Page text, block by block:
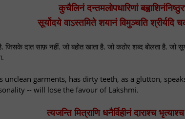
कुचैलिनं दन्तमलोपधारिणां
सूर्योदये वाऽस्तमिते शयानं विमुञ्चति
दात साफ़ नहीं. जो बहोत खाता है. जो कठोर शब्द बोलता है. जो
unclean garments, has dirty teeth, as a glutton,
-- will lose the favour of Lakshmi.
त्यजन्ति मित्राणि धनैर्विहीनं दाराश्च